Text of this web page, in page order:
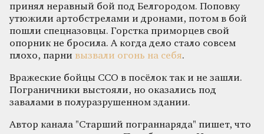
принял неравный бой под Белгородом. Поповку
утюжили артобстрелами и дронами, потом в бой
пошли спецназовцы. Горстка приморцев свой
опорник не бросила. А когда дело стало совсем
плохо, парни вызвали огонь на себя.
Вражеские бойцы ССО в посёлок так и не зашли.
Пограничники выстояли, но оказались под
завалами в полуразрушенном здании.
Автор канала "Старший пограннаряда" пишет, что